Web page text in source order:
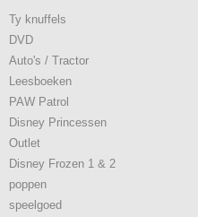
Ty knuffels
DVD
Auto's / Tractor
Leesboeken
PAW Patrol
Disney Princessen
Outlet
Disney Frozen 1 & 2
poppen
speelgoed